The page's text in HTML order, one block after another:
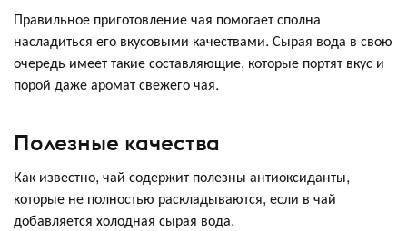
Правильное приготовление чая помогает сполна
насладиться его вкусовыми качествами. Сырая вода в свою
очередь имеет такие составляющие, которые портят вкус и
порой даже аромат свежего чая.
Полезные качества
Как известно, чай содержит полезны антиоксиданты,
которые не полностью раскладываются, если в чай
добавляется холодная сырая вода.